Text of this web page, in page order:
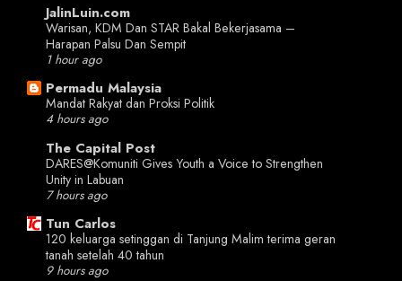
JalinLuin.com
Warisan, KDM Dan STAR Bakal Bekerjasama –
Harapan Palsu Dan Sempit
1 hour ago
Permadu Malaysia
Mandat Rakyat dan Proksi Politik
4 hours ago
The Capital Post
DARES@Komuniti Gives Youth a Voice to Strengthen
Unity in Labuan
7 hours ago
Tun Carlos
120 keluarga setinggan di Tanjung Malim terima geran
tanah setelah 40 tahun
9 hours ago